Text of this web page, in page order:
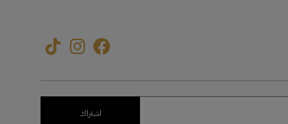
اشتراك